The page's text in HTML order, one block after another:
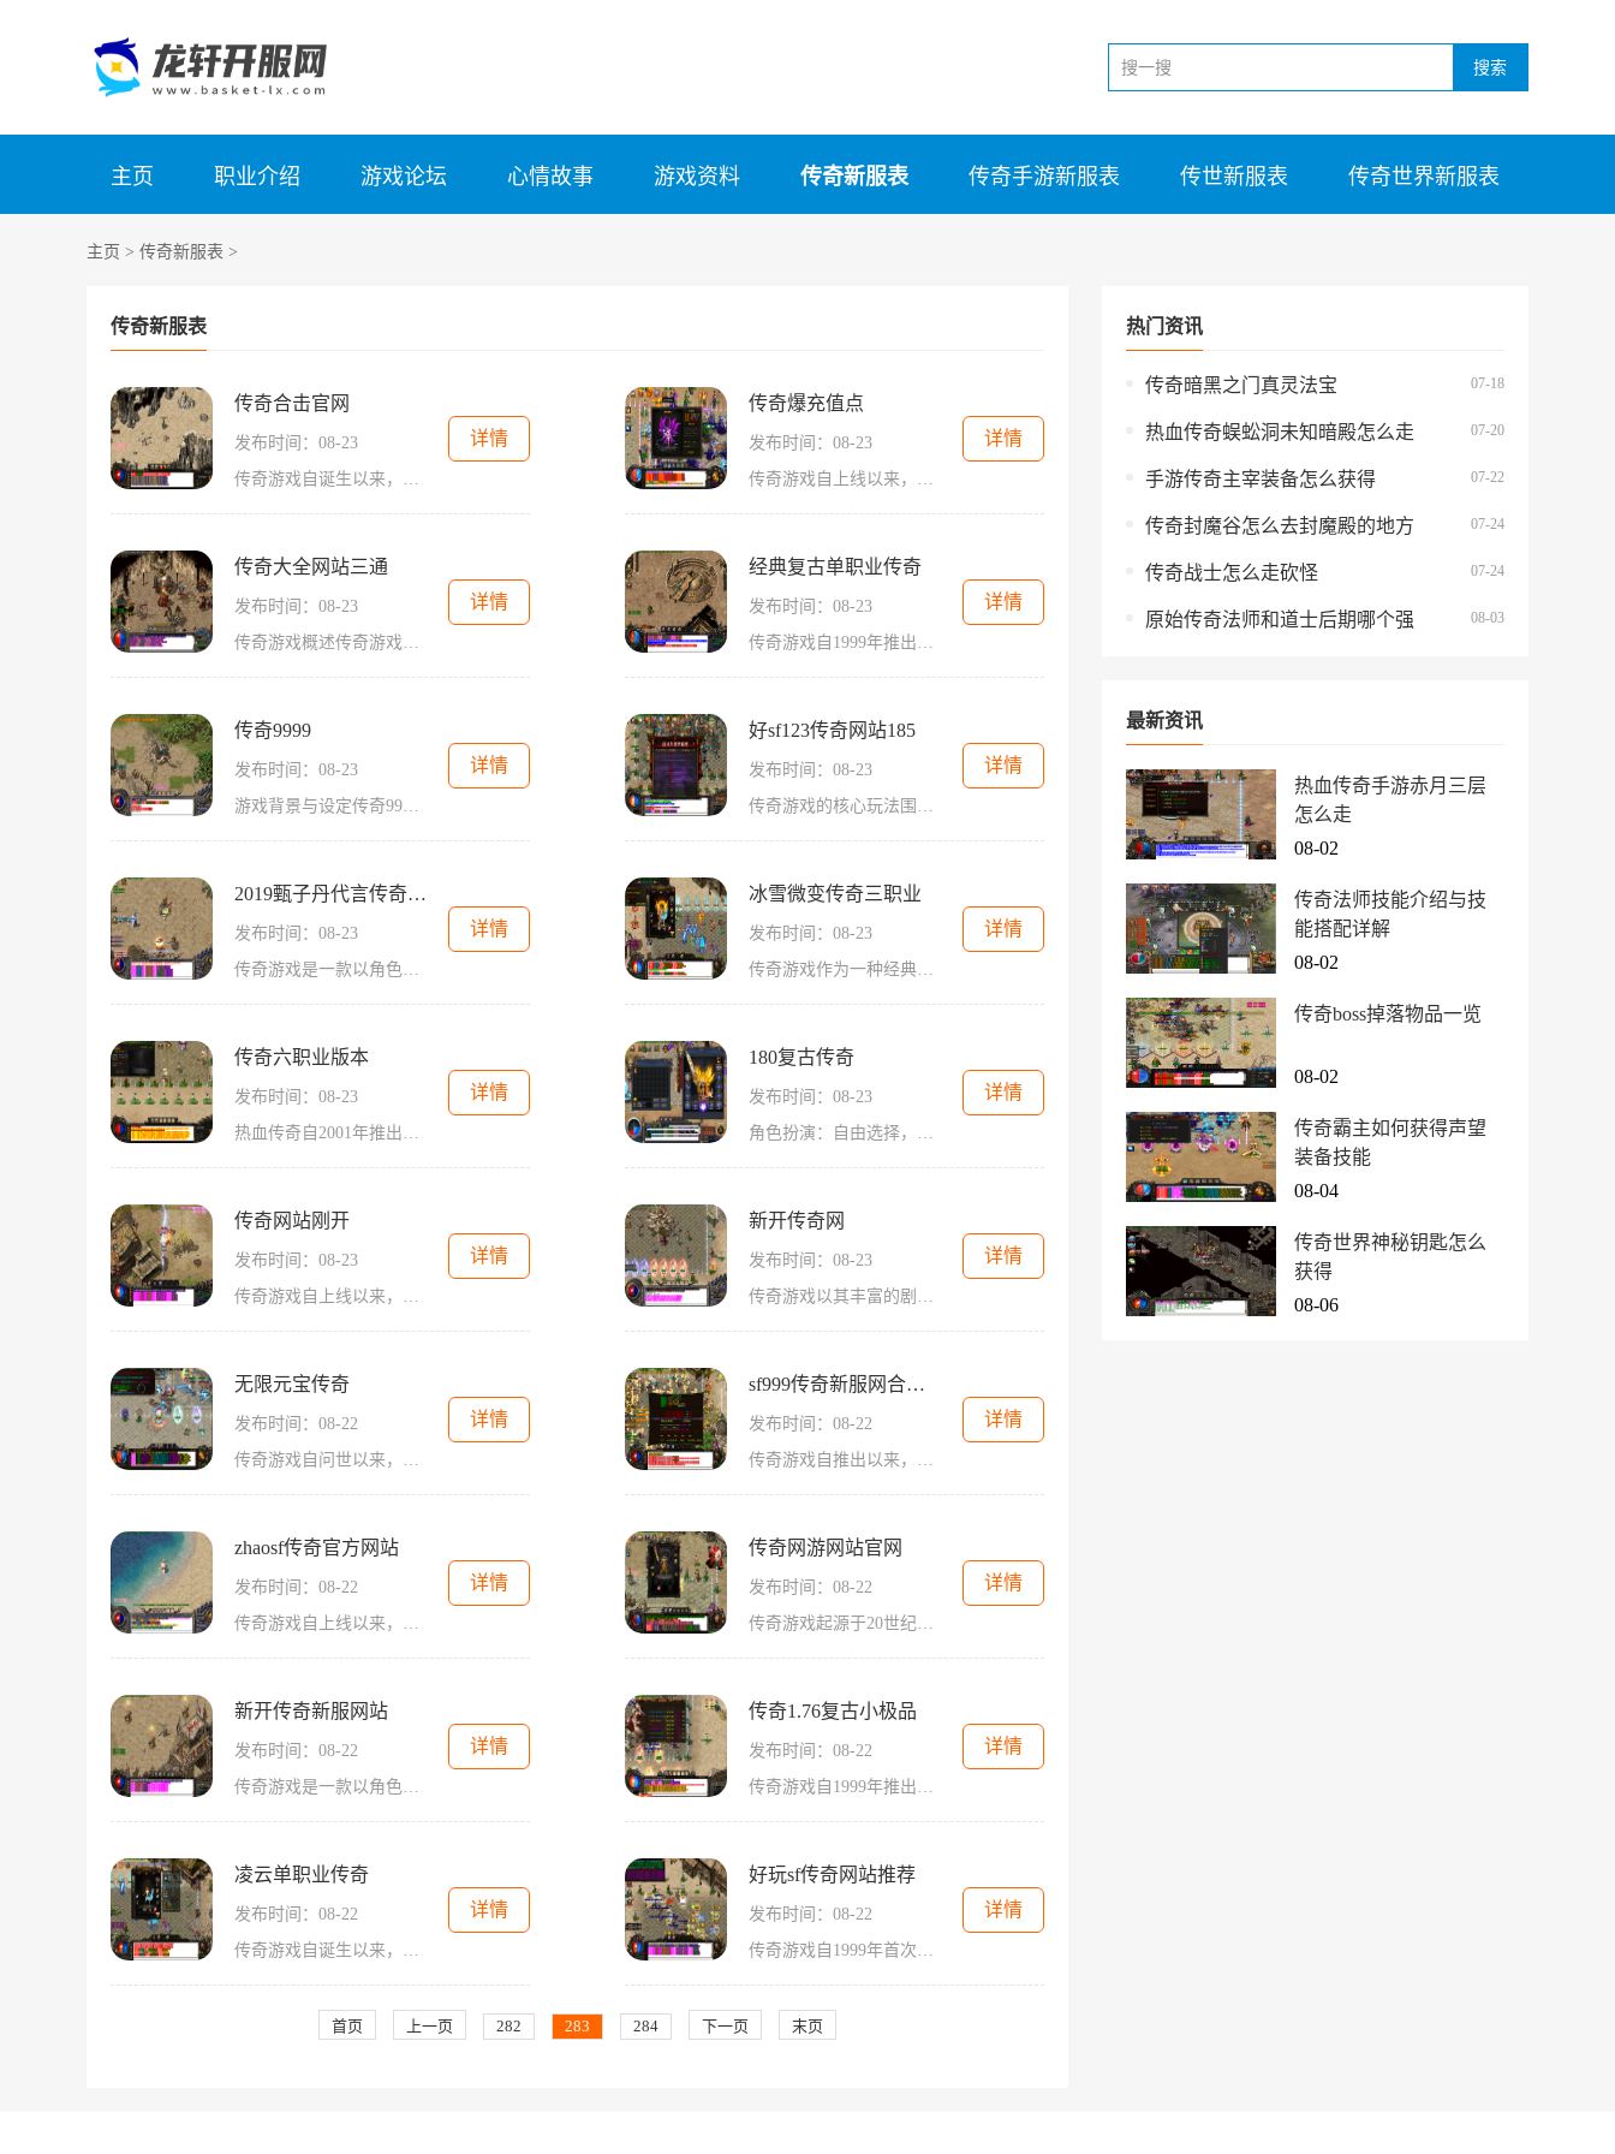
搜索
主页 职业介绍 游戏论坛 心情故事 游戏资料 传奇新服表 传奇手游新服表 传世新服表 传奇世界新服表
主页 > 传奇新服表 >
传奇新服表
传奇合击官网
发布时间：08-23
传奇游戏自诞生以来，就以其独特的角色扮演玩法、丰富的战斗系统和广阔的游戏世界而受到玩家们的热爱。在传奇的世界里，玩家可以选择不同的职业进行冒险，每个职业都有其独特的技能和发展路线，给玩家带来了多样的游戏体验。在传奇合击中，玩家可以选择战士、
详情
传奇爆充值点
发布时间：08-23
传奇游戏自上线以来，就凭借其独特的世界观和丰富的游戏内容吸引了大量玩家。在传奇爆充值点中，玩家将化身为勇士，探索一个充满挑战与机遇的奇幻世界。游戏的核心玩法围绕角色扮演展开，玩家需要选择不同的职业，例如战士、法师和道士，每个职业都有其独特的
详情
传奇大全网站三通
发布时间：08-23
传奇游戏概述传奇游戏是一个经典的角色扮演游戏类型，自诞生以来便吸引了无数玩家。游戏的核心在于角色的成长与发展，玩家需要通过不断打怪、完成任务来提升自己的角色等级和装备。这个过程中，玩家可以选择不同的职业，如战士、法师和道士，每种职业都有其独
详情
经典复古单职业传奇
发布时间：08-23
传奇游戏自1999年推出以来，凭借其开放的世界观和多样的职业系统，迅速吸引了大量玩家。尤其是单职业传奇，更加突出角色的个性化发展，使得每个玩家在游戏中都能找到自己的定位。角色扮演的乐趣在经典复古单职业传奇中，玩家只能选择一个职业进行游戏，通
详情
传奇9999
发布时间：08-23
游戏背景与设定传奇9999的故事背景设定在一个充满魔法与剑术的奇幻世界。玩家将进入沙巴克城，这是一片资源丰富、充满挑战的土地。玩家需要面对各类怪物，完成任务，提升自己的角色等级，同时还可以通过与其他玩家的互动，建立联盟、进行交易，甚至展开激
详情
好sf123传奇网站185
发布时间：08-23
传奇游戏的核心玩法围绕角色扮演展开。玩家通过创建角色，选择不同的职业（如战士、法师、道士等），在广袤的游戏世界中探索、战斗和成长。在好sf123传奇网站185中，玩家可以选择战士职业，以其强大的攻击力和高耐久度在战斗中占据优势。战士职业是传
详情
2019甄子丹代言传奇游戏
发布时间：08-23
传奇游戏是一款以角色扮演为核心的网络游戏，玩家可以选择不同的职业进行游戏。游戏中的三大职业——战士、法师和道士，各自拥有独特的技能和属性，形成了职业之间的平衡。在这款游戏中，玩家可以通过打怪、完成任务和与其他玩家互动来提升自己的等级和装备。
详情
冰雪微变传奇三职业
发布时间：08-23
传奇游戏作为一种经典的角色扮演游戏，自推出以来便以其开放的世界观、丰富的职业设定和多样化的游戏玩法赢得了大量玩家的喜爱。玩家可以选择不同的职业，如战士、法师和道士，每个职业都有独特的技能和属性，满足不同玩家的需求。职业选择与技能体系在冰雪微
详情
传奇六职业版本
发布时间：08-23
热血传奇自2001年推出以来，便以其独特的玩法和精美的画面吸引了大量玩家。游戏中，玩家可以选择不同的职业，如战士、法师、道士等，每个职业都有其独特的技能和特点。通过不断的打怪、升级，玩家可以获取装备和技能书，提升自己的战斗能力。在这个过程中
详情
180复古传奇
发布时间：08-23
角色扮演：自由选择，探索无尽可能在180复古传奇中，玩家可以选择多种职业进行角色扮演。常见的职业有战士、法师和道士。每个职业都有其独特的技能和属性，战士以高攻击和防御著称，法师则以强大的魔法输出而闻名，而道士则在治疗和辅助方面展现出卓越的能
详情
传奇网站刚开
发布时间：08-23
传奇游戏自上线以来，就以其开放的世界和自由的玩法吸引了无数玩家。作为一款角色扮演游戏，玩家可以选择不同的职业，如战士、法师、道士等，每个职业都有其独特的技能和玩法。游戏中的战斗系统、装备系统和社交系统构成了一个庞大而又复杂的生态，让每位玩家
详情
新开传奇网
发布时间：08-23
传奇游戏以其丰富的剧情、精彩的战斗和独特的社交系统吸引了众多玩家。玩家可以选择不同的职业，如战士、法师和道士，每个职业都有其独特的技能和玩法。战士以近战攻击见长，法师则擅长远程法术，而道士则兼具辅助和战斗的能力。这样的职业设定使得玩家在团队
详情
无限元宝传奇
发布时间：08-22
传奇游戏自问世以来，凭借其丰富的角色扮演元素和刺激的战斗体验，深受玩家的喜爱。在无限元宝传奇中，玩家将化身为勇士，踏上探索未知世界的旅程。游戏的核心玩法围绕着角色的成长和战斗展开，玩家需要通过完成任务、打怪升级、收集装备等方式不断提升自己的
详情
sf999传奇新服网合击版本
发布时间：08-22
传奇游戏自推出以来，凭借其独特的玩法和引人入胜的故事背景，吸引了大量玩家。游戏中玩家可以选择不同的职业角色，如战士、法师和道士，每个职业都有其独特的技能和玩法。通过打怪、升级、挖矿和与其他玩家的对战，玩家不仅能够享受游戏的乐趣，还能在不断的
详情
zhaosf传奇官方网站
发布时间：08-22
传奇游戏自上线以来，以其引人入胜的故事情节和多样化的玩法迅速获得了玩家的青睐。游戏中，玩家可以选择不同的职业，进行角色扮演，完成各种任务和挑战。每个职业都有其独特的技能和特性，使得玩家在游戏过程中可以根据自己的喜好选择合适的角色，体验不同的
详情
传奇网游网站官网
发布时间：08-22
传奇游戏起源于20世纪90年代末，随着网络技术的发展，逐渐形成了独特的游戏文化。游戏中的丰富角色、精彩剧情以及多样化的玩法使得玩家在虚拟世界中沉浸其中。传奇游戏的核心玩法围绕角色扮演展开，玩家可以选择不同的职业，如战士、法师和道士，体验各自
详情
新开传奇新服网站
发布时间：08-22
传奇游戏是一款以角色扮演为核心的多人在线游戏。在这个虚拟的世界中，玩家可以选择不同的职业，包括战士、法师和道士等，进行探索、战斗和合作。每个职业都有其独特的技能和特点，玩家需要根据自己的喜好和游戏需求进行选择。在新开传奇新服中，角色扮演的深
详情
传奇1.76复古小极品
发布时间：08-22
传奇游戏自1999年推出以来，便凭借其独特的角色扮演模式和丰富的战斗系统获得了广大玩家的喜爱。在这个充满魔幻色彩的世界中，玩家可以选择不同的职业，包括战士、法师和道士，每个职业都有自己独特的技能和玩法。这种多样性使得玩家可以根据自己的喜好来
详情
凌云单职业传奇
发布时间：08-22
传奇游戏自诞生以来，就以其开放的世界观、丰富的职业选择和多样化的战斗系统著称。玩家在游戏中不仅可以体验到角色扮演的乐趣，还可以在与其他玩家的互动中享受无与伦比的社交体验。在凌云单职业传奇中，玩家将选择一个职业，在这个充满挑战的世界中进行冒险
详情
好玩sf传奇网站推荐
发布时间：08-22
传奇游戏自1999年首次上线以来，就以其丰富的故事背景和高度自由的角色扮演玩法，吸引了众多玩家。游戏中，玩家可以选择不同的职业，如战士、法师和道士，每个职业都有其独特的技能和特点。这种多样化的职业选择，让每个玩家都能找到最适合自己的角色，并
详情
首页 上一页 282 283 284 下一页 末页
热门资讯
传奇暗黑之门真灵法宝 07-18
热血传奇蜈蚣洞未知暗殿怎么走 07-20
手游传奇主宰装备怎么获得 07-22
传奇封魔谷怎么去封魔殿的地方 07-24
传奇战士怎么走砍怪 07-24
原始传奇法师和道士后期哪个强 08-03
最新资讯
热血传奇手游赤月三层
怎么走
08-02
传奇法师技能介绍与技
能搭配详解
08-02
传奇boss掉落物品一览
08-02
传奇霸主如何获得声望
装备技能
08-04
传奇世界神秘钥匙怎么
获得
08-06